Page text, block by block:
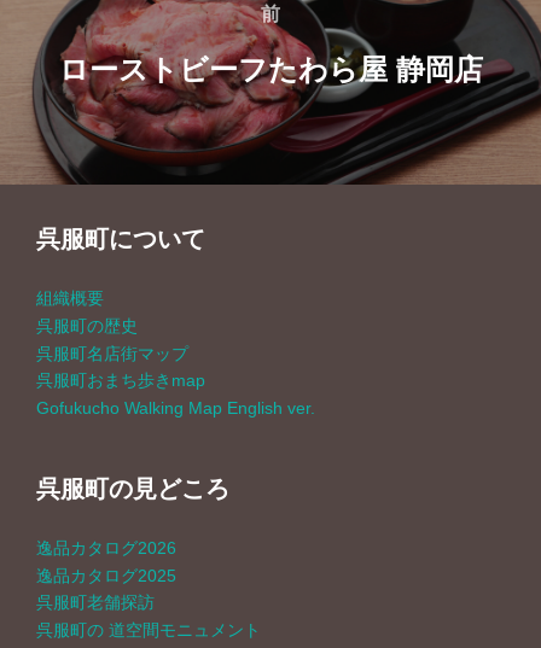
ナ
ビ
前
前
ローストビーフたわら屋 静岡店
呉服町について
組織概要
呉服町の歴史
呉服町名店街マップ
呉服町おまち歩きmap
Gofukucho Walking Map English ver.
呉服町の見どころ
逸品カタログ2026
逸品カタログ2025
呉服町老舗探訪
呉服町の 道空間モニュメント